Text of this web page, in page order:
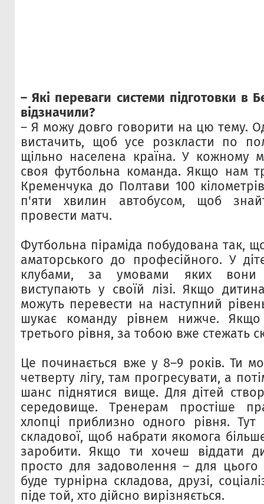
– Які переваги системи підготовки в
відзначили?
– Я можу довго говорити на цю тему.
вистачить, щоб усе розкласти по
щільно населена країна. У кожному
своя футбольна команда. Якщо нам
Кременчука до Полтави 100
п'яти хвилин автобусом, щоб
провести матч.
Футбольна піраміда побудована так, що
аматорського до професійного. У
клубами, за умовами яких вони
виступають у своїй лізі. Якщо
можуть перевести на наступний
шукає команду рівнем нижче.
третього рівня, за тобою вже стежать
Це починається вже у 8–9 років. Ти
четверту лігу, там прогресувати, а
шанс піднятися вище. Для дітей
середовище. Тренерам простіше
хлопці приблизно одного рівня. Тут
складової, щоб набрати якомога
заробити. Якщо ти хочеш віддати
просто для задоволення – для цього
буде турнірна складова, друзі,
піде той, хто дійсно вирізняється.